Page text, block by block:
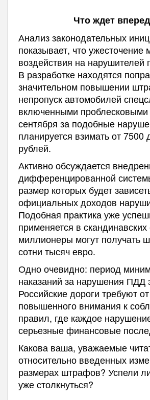
Что ждет
Анализ законодательных
показывает, что ужесточение
воздействия на нарушителей
В разработке находятся
значительном повышении
непропуск автомобилей
включенными
сентября за подобные
планируется взимать от 7500
рублей.
Активно обсуждается
дифференцированной
размер которых будет
официальных доходов
Подобная практика уже
применяется в скандинавских
миллионеры могут получать
сотни тысяч евро.
Одно очевидно: период
наказаний за нарушения ПДД
Российские дороги требуют
повышенного внимания к
правил, где каждое
серьезные финансовые
Какова ваша, уважаемые
относительно введенных
размерах штрафов? Успели
уже столкнуться?